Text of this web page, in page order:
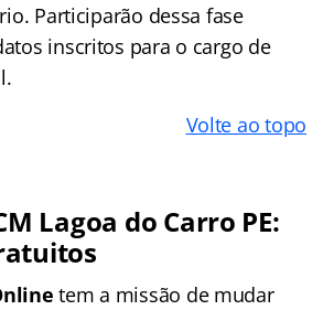
Participarão dessa fase
inscritos para o cargo de
Volte ao topo
Lagoa do Carro PE:
tem a missão de mudar